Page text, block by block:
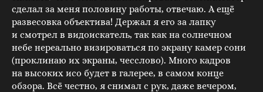
сделал за меня половину работы, отвечаю. А ещё
развесовка объектива! Держал я его за лапку
и смотрел в видоискатель, так как на солнечном
небе нереально визироваться по экрану камер сони
(проклинаю их экраны, чесслово). Много кадров
на высоких исо будет в галерее, в самом конце
обзора. Всё честно, я снимал с рук, даже вечером,